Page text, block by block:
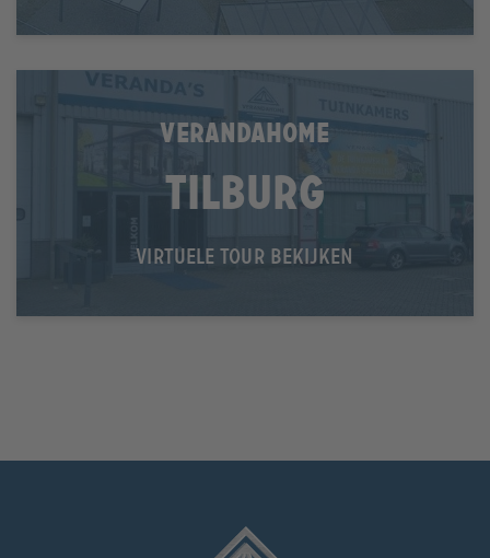
VERANDAHOME
Tilburg
VIRTUELE TOUR BEKIJKEN